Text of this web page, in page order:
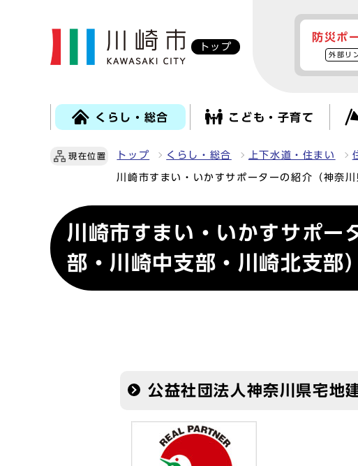
トップ
防災ポ
外部リ
くらし・総合 こども・子育て
現在位置 トップ くらし・総合 上下水道・住まい
川崎市すまい・いかすサポーターの紹介（神奈
川崎市すまい・いかすサポ
部・川崎中支部・川崎北支部）
公益社団法人神奈川県宅地